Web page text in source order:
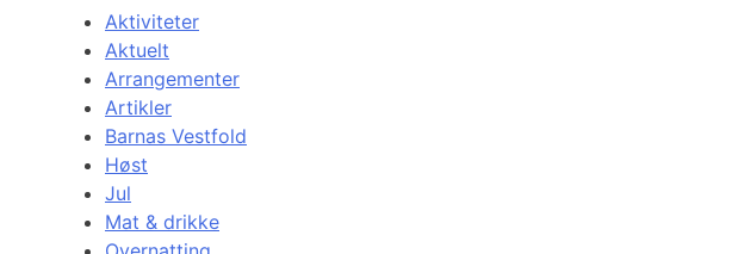
Aktiviteter
Aktuelt
Arrangementer
Artikler
Barnas Vestfold
Høst
Jul
Mat & drikke